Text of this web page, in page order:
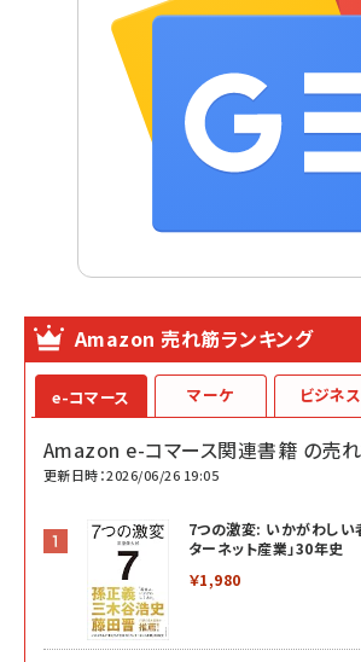
Amazon 売れ筋ランキング
e-コマース
Amazon e-コマース関連書籍 の売
更新日時：2026/06/26 19:05
7つの激変: いかがわしい
ターネット産業」30年史
￥1,980
マーケ ビジネス